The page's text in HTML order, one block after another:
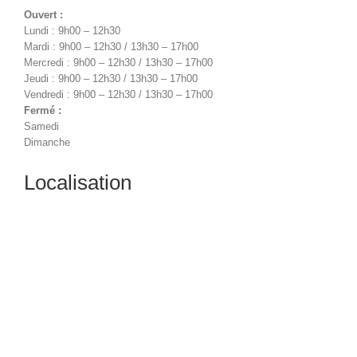
Ouvert :
Lundi : 9h00 – 12h30
Mardi : 9h00 – 12h30 / 13h30 – 17h00
Mercredi : 9h00 – 12h30 / 13h30 – 17h00
Jeudi : 9h00 – 12h30 / 13h30 – 17h00
Vendredi : 9h00 – 12h30 / 13h30 – 17h00
Fermé :
Samedi
Dimanche
Localisation